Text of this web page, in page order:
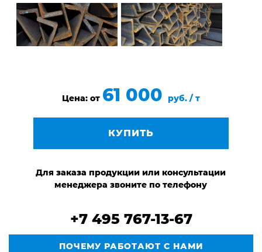
Цена: от 61 000 руб. / т
КУПИТЬ
Для заказа продукции или консультации
менеджера звоните по телефону
+7 495 767-13-67
ПОЧЕМУ РАБОТАЮТ С НАМИ